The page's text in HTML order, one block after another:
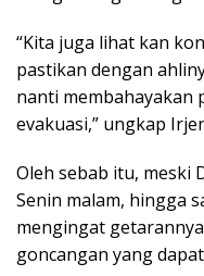
“Kita juga lihat kan
pastikan dengan
nanti membahayakan
evakuasi,” ungkap
Oleh sebab itu, meski
Senin malam, hingga
mengingat
goncangan yang